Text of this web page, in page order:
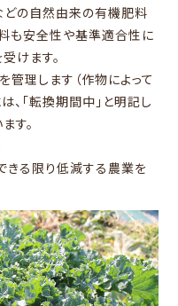
の自然由来の有機肥料
も安全性や基準適合性に
けます。
理します（作物によって
、「転換期間中」と明記し
す。
る限り低減する農業を